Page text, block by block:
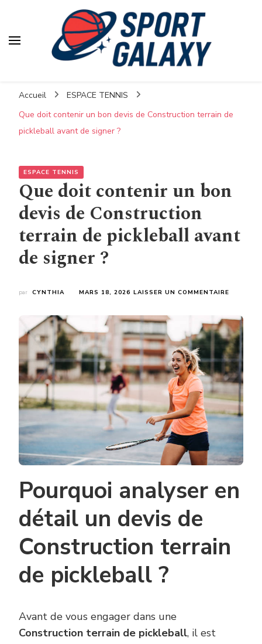
Accueil
ESPACE TENNIS
Que doit contenir un bon devis de Construction terrain de
pickleball avant de signer ?
ESPACE TENNIS
Que doit contenir un bon
devis de Construction
terrain de pickleball avant
de signer ?
par CYNTHIA MARS 18, 2026 LAISSER UN COMMENTAIRE
UN
BON
DEVIS
DE
TERRAIN
DE
AVANT
Pourquoi analyser en
détail un devis de
Construction terrain
de pickleball ?
Avant de vous engager dans une
Construction terrain de pickleball, il est